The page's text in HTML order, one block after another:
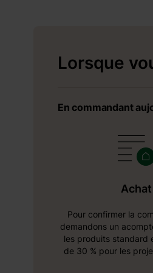
Lorsque
En commandant
Achat
Pour confirmer la
demandons un
les produits standard
de 30 % pour les